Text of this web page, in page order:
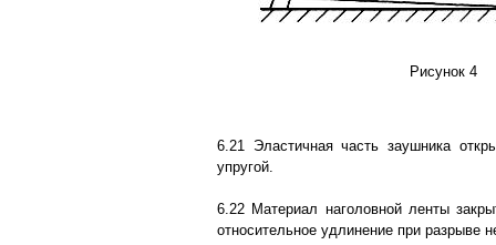
Рисунок 4
6.21 Эластичная часть заушника
упругой.
6.22 Материал наголовной ленты
относительное удлинение при разрыве